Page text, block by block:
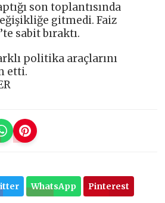
son toplantısında
gitmedi. Faiz
sabit bıraktı.
politika araçlarını
etti.
WhatsApp Pinterest